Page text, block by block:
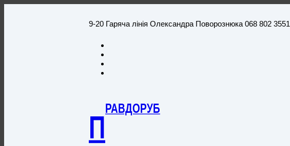
9-20 Гаряча лінія Олександра Поворознюка 068 802 3551
П
РАВДОРУБ